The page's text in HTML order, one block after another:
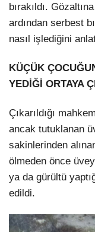
bırakıldı.
ardından serbest
nasıl işlediğini
KÜÇÜK
YEDİĞİ ORTAYA
Çıkarıldığı
ancak tutuklanan
sakinlerinden
ölmeden önce üvey
ya da gürültü
edildi.